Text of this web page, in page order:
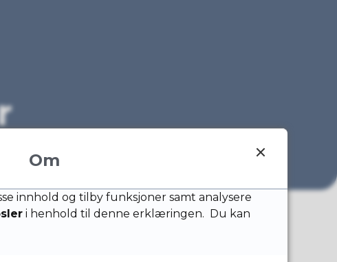
Om
innhold og tilby funksjoner samt analysere
i henhold til denne erklæringen. Du kan